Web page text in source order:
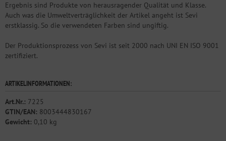
Ergebnis sind Produkte von herausragender Qualität und Klasse.
Auch was die Umweltverträglichkeit der Artikel angeht ist Sevi
erstklassig. So die verwendeten Farben sind ungiftig.
Der Produktionsprozess von Sevi ist seit 2000 nach UNI EN ISO 9001
zertifiziert.
ARTIKELINFORMATIONEN:
Art.Nr.: 7225
GTIN/EAN: 8003444830167
Gewicht: 0,10 kg